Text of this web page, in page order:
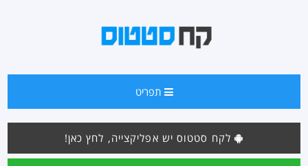
תפריט
לקח סטטוס יש אפליקצייה, לחץ כאן!